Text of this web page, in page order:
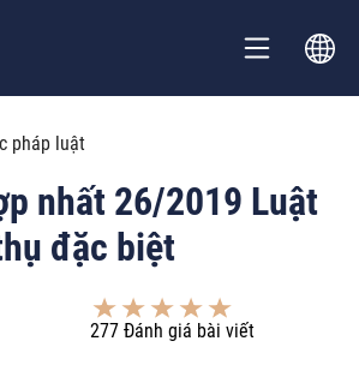
pháp luật
nhất 26/2019 Luật
đặc biệt
277 Đánh giá bài viết